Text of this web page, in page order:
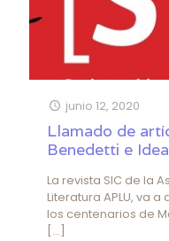
junio 12, 2020
Llamado de
Benedetti e
La revista SIC de la
Literatura APLU, va
los centenarios de
[…]